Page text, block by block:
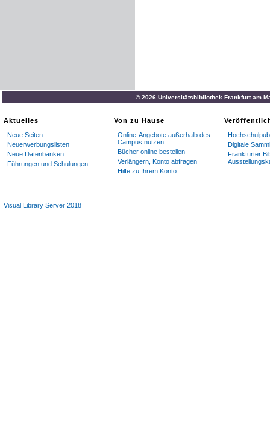
© 2026 Universitätsbibliothek Frankfurt am
Aktuelles
Neue Seiten
Neuerwerbungslisten
Neue Datenbanken
Führungen und Schulungen
Von zu Hause
Online-Angebote außerhalb des
Campus nutzen
Bücher online bestellen
Verlängern, Konto abfragen
Hilfe zu Ihrem Konto
Digitale
Frankfurter
Visual Library Server 2018